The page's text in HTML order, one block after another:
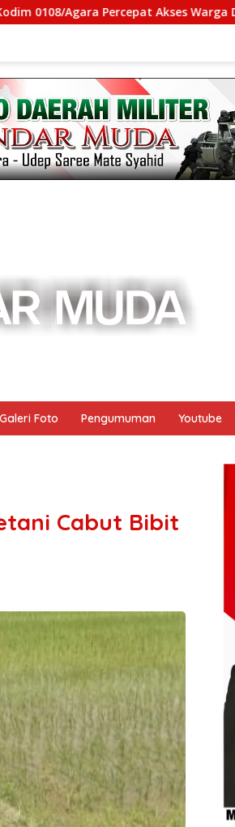
Percepat Akses Warga Ds. Kuning
Galeri Foto Pengumuman Youtube
Cabut Bibit